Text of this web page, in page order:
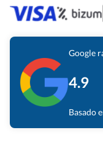
Google
4.9
Basado